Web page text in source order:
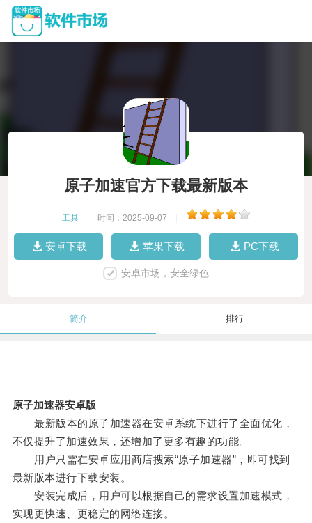
原子加速官方下载最新版本
工具 时间：2025-09-07
安卓下载 苹果下载 PC下载
安卓市场，安全绿色
简介 排行
原子加速器安卓版
最新版本的原子加速器在安卓系统下进行了全面优化，
不仅提升了加速效果，还增加了更多有趣的功能。
用户只需在安卓应用商店搜索“原子加速器”，即可找到
最新版本进行下载安装。
安装完成后，用户可以根据自己的需求设置加速模式，
实现更快速、更稳定的网络连接。